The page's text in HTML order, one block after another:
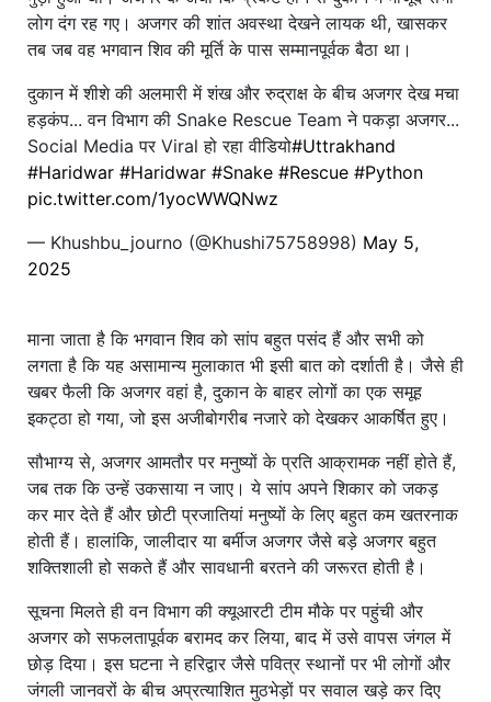
लोग दंग रह गए। अजगर की शांत अवस्था देखने लायक थी, खासकर
तब जब वह भगवान शिव की मूर्ति के पास सम्मानपूर्वक बैठा था।
दुकान में शीशे की अलमारी में शंख और रुद्राक्ष के बीच अजगर देख मचा
हड़कंप... वन विभाग की Snake Rescue Team ने पकड़ा अजगर...
Social Media पर Viral हो रहा वीडियो#Uttrakhand
#Haridwar #Haridwar #Snake #Rescue #Python
pic.twitter.com/1yocWWQNwz
— Khushbu_journo (@Khushi75758998) May 5,
2025
माना जाता है कि भगवान शिव को सांप बहुत पसंद हैं और सभी को
लगता है कि यह असामान्य मुलाकात भी इसी बात को दर्शाती है। जैसे ही
खबर फैली कि अजगर वहां है, दुकान के बाहर लोगों का एक समूह
इकट्ठा हो गया, जो इस अजीबोगरीब नजारे को देखकर आकर्षित हुए।
सौभाग्य से, अजगर आमतौर पर मनुष्यों के प्रति आक्रामक नहीं होते हैं,
जब तक कि उन्हें उकसाया न जाए। ये सांप अपने शिकार को जकड़
कर मार देते हैं और छोटी प्रजातियां मनुष्यों के लिए बहुत कम खतरनाक
होती हैं। हालांकि, जालीदार या बर्मीज अजगर जैसे बड़े अजगर बहुत
शक्तिशाली हो सकते हैं और सावधानी बरतने की जरूरत होती है।
सूचना मिलते ही वन विभाग की क्यूआरटी टीम मौके पर पहुंची और
अजगर को सफलतापूर्वक बरामद कर लिया, बाद में उसे वापस जंगल में
छोड़ दिया। इस घटना ने हरिद्वार जैसे पवित्र स्थानों पर भी लोगों और
जंगली जानवरों के बीच अप्रत्याशित मुठभेड़ों पर सवाल खड़े कर दिए